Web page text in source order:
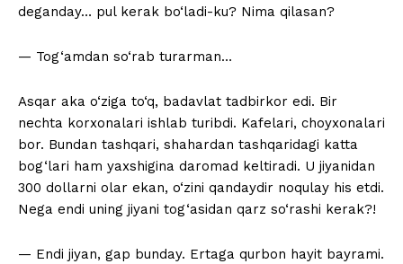
deganday… pul kerak bo‘ladi-ku? Nima qilasan?
— Tog‘amdan so‘rab turarman…
Asqar aka o‘ziga to‘q, badavlat tadbirkor edi. Bir
nechta korxonalari ishlab turibdi. Kafelari, choyxonalari
bor. Bundan tashqari, shahardan tashqaridagi katta
bog‘lari ham yaxshigina daromad keltiradi. U jiyanidan
300 dollarni olar ekan, o‘zini qandaydir noqulay his etdi.
Nega endi uning jiyani tog‘asidan qarz so‘rashi kerak?!
— Endi jiyan, gap bunday. Ertaga qurbon hayit bayrami.